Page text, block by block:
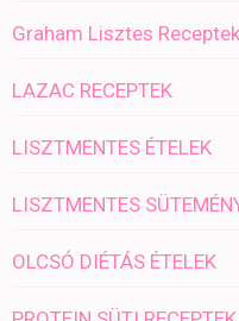
Graham Lisztes Receptek
LAZAC RECEPTEK
LISZTMENTES ÉTELEK
LISZTMENTES
OLCSÓ DIÉTÁS ÉTELEK